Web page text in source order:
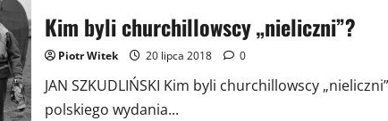
Kim byli churchillowscy „nieliczni”?
Piotr Witek 20 lipca 2018 0
JAN SZKUDLIŃSKI Kim byli churchillowscy
polskiego wydania...